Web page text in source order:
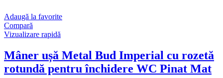
Adaugă la favorite
Compară
Vizualizare rapidă
Mâner ușă Metal Bud Imperial cu rozetă
rotundă pentru închidere WC Pinat Mat